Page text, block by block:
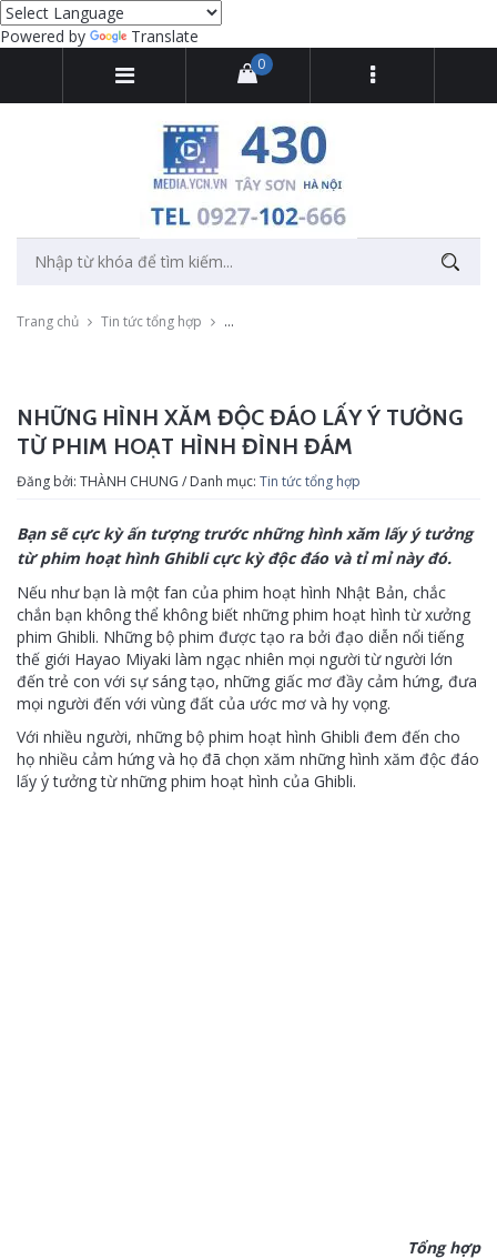
Powered by Translate
0
Trang chủ Tin tức tổng hợp Những hình xăm độc đáo lấy ý tưởng từ
NHỮNG HÌNH XĂM ĐỘC ĐÁO LẤY Ý TƯỞNG
TỪ PHIM HOẠT HÌNH ĐÌNH ĐÁM
Đăng bởi: THÀNH CHUNG / Danh mục: Tin tức tổng hợp
Bạn sẽ cực kỳ ấn tượng trước những hình xăm lấy ý tưởng
từ phim hoạt hình Ghibli cực kỳ độc đáo và tỉ mỉ này đó.
Nếu như bạn là một fan của phim hoạt hình Nhật Bản, chắc
chắn bạn không thể không biết những phim hoạt hình từ xưởng
phim Ghibli. Những bộ phim được tạo ra bởi đạo diễn nổi tiếng
thế giới Hayao Miyaki làm ngạc nhiên mọi người từ người lớn
đến trẻ con với sự sáng tạo, những giấc mơ đầy cảm hứng, đưa
mọi người đến với vùng đất của ước mơ và hy vọng.
Với nhiều người, những bộ phim hoạt hình Ghibli đem đến cho
họ nhiều cảm hứng và họ đã chọn xăm những hình xăm độc đáo
lấy ý tưởng từ những phim hoạt hình của Ghibli.
Tổng hợp